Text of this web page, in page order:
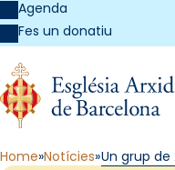
Agenda
Fes un donatiu
Home Notícies Un grup